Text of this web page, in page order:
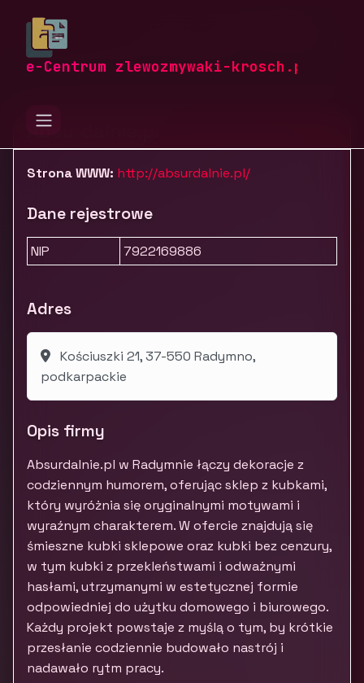
e-Centrum zlewozmywaki-krosch.pl
zlewozmywaki-krosch.pl
Wyposażenie domu
Absurdalnie.pl
Strona WWW: http://absurdalnie.pl/
Dane rejestrowe
NIP 7922169886
Adres
Kościuszki 21, 37-550 Radymno,
podkarpackie
Opis firmy
Absurdalnie.pl w Radymnie łączy dekoracje z
codziennym humorem, oferując sklep z kubkami,
który wyróżnia się oryginalnymi motywami i
wyraźnym charakterem. W ofercie znajdują się
śmieszne kubki sklepowe oraz kubki bez cenzury,
w tym kubki z przekleństwami i odważnymi
hasłami, utrzymanymi w estetycznej formie
odpowiedniej do użytku domowego i biurowego.
Każdy projekt powstaje z myślą o tym, by krótkie
przesłanie codziennie budowało nastrój i
nadawało rytm pracy.